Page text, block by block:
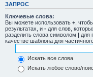
ЗАПРОС
Ключевые слова:
Вы можете использовать + ,
результатах, и - для слов,
разделить слова символом | для
качестве шаблона для
Искать все слова
Искать любое слово/